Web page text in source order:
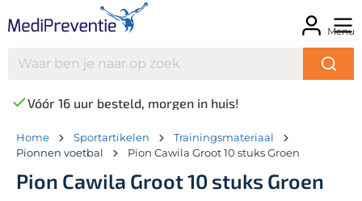
Menu
Vóór 16 uur besteld, morgen in huis!
Home Sportartikelen
Trainingsmateriaal
Pionnen voetbal
Pion Cawila Groot 10 stuks Groen
Pion Cawila Groot 10 stuks Groen